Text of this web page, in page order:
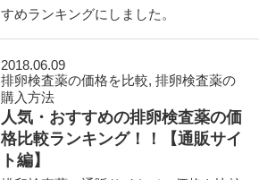
すめランキングにしました。
2018.06.09
排卵検査薬の価格を比較,排卵検査薬の
購入方法
人気・おすすめの排卵検査薬の価
格比較ランキング！！【通販サイ
ト編】